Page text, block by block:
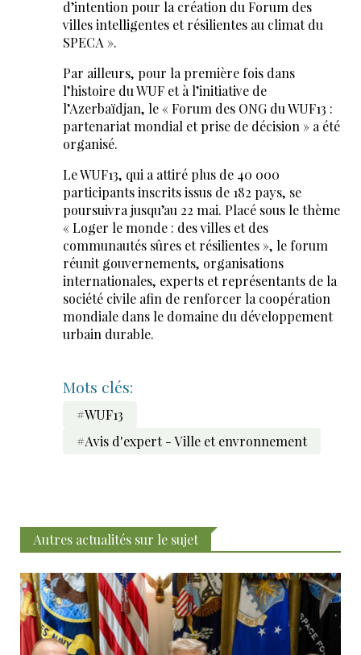
d’intention pour la création du Forum des
villes intelligentes et résilientes au climat du
SPECA ».
Par ailleurs, pour la première fois dans
l’histoire du WUF et à l’initiative de
l’Azerbaïdjan, le « Forum des ONG du WUF13 :
partenariat mondial et prise de décision » a été
organisé.
Le WUF13, qui a attiré plus de 40 000
participants inscrits issus de 182 pays, se
poursuivra jusqu’au 22 mai. Placé sous le thème
« Loger le monde : des villes et des
communautés sûres et résilientes », le forum
réunit gouvernements, organisations
internationales, experts et représentants de la
société civile afin de renforcer la coopération
mondiale dans le domaine du développement
urbain durable.
Mots clés:
#WUF13
#Avis d'expert - Ville et envronnement
Autres actualités sur le sujet